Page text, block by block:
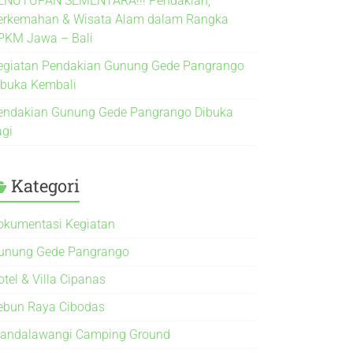
& Wisata Alam dalam Rangka
Jawa – Bali
Pendakian Gunung Gede Pangrango
Kembali
Gunung Gede Pangrango Dibuka
Kategori
Kegiatan
Gede Pangrango
& Villa Cipanas
Raya Cibodas
Camping Ground